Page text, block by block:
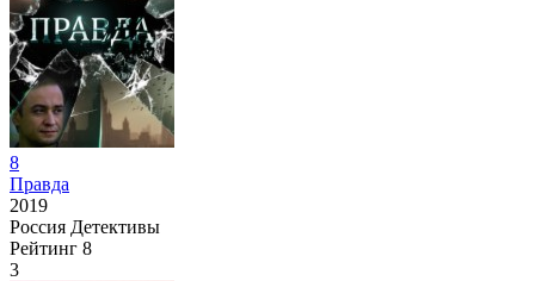
8
Правда
2019
Россия Детективы
Рейтинг 8
3